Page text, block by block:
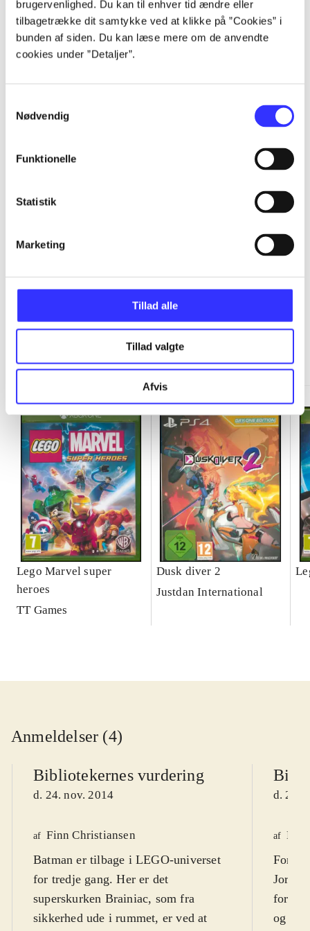
brugervenlighed. Du kan til enhver tid ændre eller
tilbagetrække dit samtykke ved at klikke på ”Cookies” i
bunden af siden. Du kan læse mere om de anvendte
cookies under ”Detaljer”.
Nødvendig
Funktionelle
Statistik
Marketing
Tillad alle
Tillad valgte
Afvis
Artikler
Alle registrerede artikler fordelt på udgivelser
...
...
...
...
Lego Marvel super
heroes
TT Games
Dusk diver 2
Justdan International
Anmeldelser (4)
Bibliotekernes vurdering
d. 24. nov. 2014
af Finn Christiansen
Batman er tilbage i LEGO-universet
for tredje gang. Her er det
superskurken Brainiac, som fra
sikkerhed ude i rummet, er ved at
d. 24.
af
For at
og slå